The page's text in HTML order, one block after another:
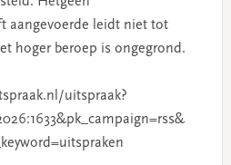
aangevoerde leidt niet tot
hoger beroep is ongegrond.
uitspraak?